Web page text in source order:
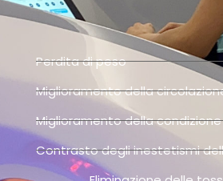
Perdita di peso
Miglioramento della
Miglioramento della
Contrasto degli inestetismi